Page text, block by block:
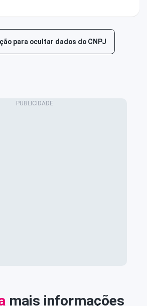
para ocultar dados do CNPJ
mais informações